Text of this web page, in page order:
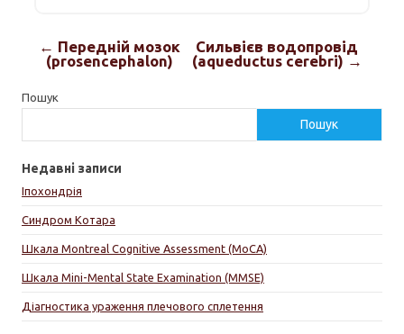
← Передній мозок
(prosencephalon)
Сильвієв водопровід
(aqueductus cerebri) →
Пошук
Пошук
Недавні записи
Іпохондрія
Синдром Котара
Шкала Montreal Cognitive Assessment (MoCA)
Шкала Mini-Mental State Examination (MMSE)
Діагностика ураження плечового сплетення